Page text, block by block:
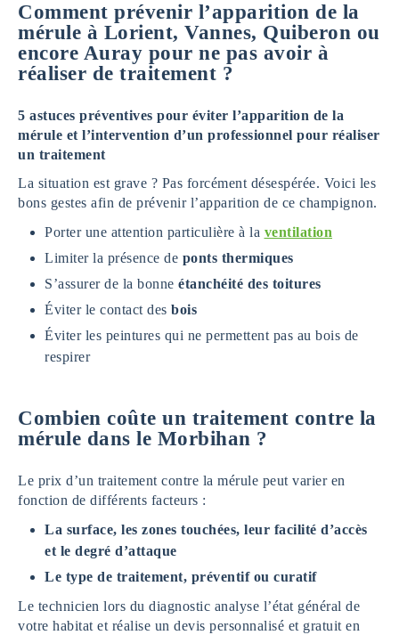
Comment prévenir l’apparition de la
mérule à Lorient, Vannes, Quiberon ou
encore Auray pour ne pas avoir à
réaliser de traitement ?
5 astuces préventives pour éviter l’apparition de la
mérule et l’intervention d’un professionnel pour réaliser
un traitement
La situation est grave ? Pas forcément désespérée. Voici les
bons gestes afin de prévenir l’apparition de ce champignon.
Porter une attention particulière à la ventilation
Limiter la présence de ponts thermiques
S’assurer de la bonne étanchéité des toitures
Éviter le contact des bois
Éviter les peintures qui ne permettent pas au bois de
respirer
Combien coûte un traitement contre la
mérule dans le Morbihan ?
Le prix d’un traitement contre la mérule peut varier en
fonction de différents facteurs :
La surface, les zones touchées, leur facilité d’accès
et le degré d’attaque
Le type de traitement, préventif ou curatif
Le technicien lors du diagnostic analyse l’état général de
votre habitat et réalise un devis personnalisé et gratuit en